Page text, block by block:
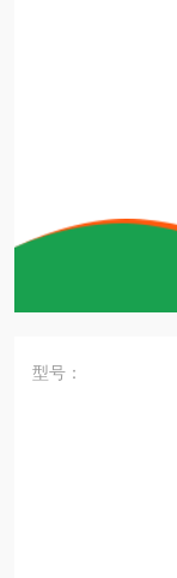
型号：